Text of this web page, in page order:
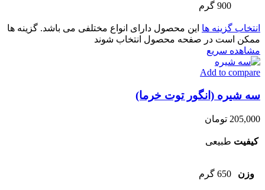
900 گرم
انتخاب گزینه ها این محصول دارای انواع مختلفی می باشد. گزینه ها
ممکن است در صفحه محصول انتخاب شوند
مشاهده سریع
Add to compare
سه شیره (انگور توت خرما)
205,000 تومان
کیفیت طبیعی
وزن 650 گرم